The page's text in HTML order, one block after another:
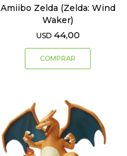
Amiibo Zelda (Zelda: Wind
Waker)
USD 44,00